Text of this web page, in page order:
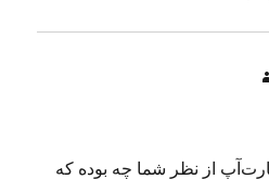
از نظر شما چه بوده که